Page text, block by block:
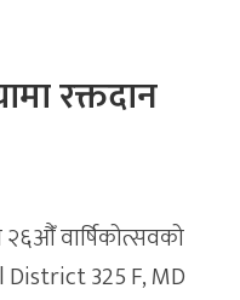
रक्तदान
वार्षिकोत्सवको
District 325 F, MD